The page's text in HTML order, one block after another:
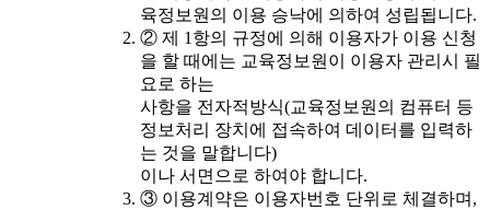
육정보원의 이용 승낙에 의하여 성립됩니다.
② 제 1항의 규정에 의해 이용자가 이용 신청
을 할 때에는 교육정보원이 이용자 관리시 필
요로 하는
사항을 전자적방식(교육정보원의 컴퓨터 등
정보처리 장치에 접속하여 데이터를 입력하
는 것을 말합니다)
이나 서면으로 하여야 합니다.
③ 이용계약은 이용자번호 단위로 체결하며,